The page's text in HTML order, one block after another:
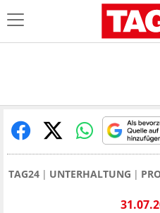
TAG24 UNTERHALTUNG